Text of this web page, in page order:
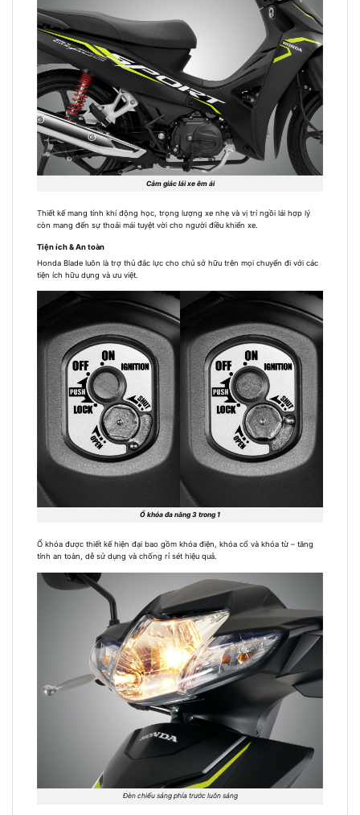
Cảm giác lái xe êm ái
Thiết kế mang tính khí động học, trọng lượng xe nhẹ và vị trí ngồi lái hợp lý
còn mang đến sự thoải mái tuyệt vời cho người điều khiển xe.
Tiện ích & An toàn
Honda Blade luôn là trợ thủ đắc lực cho chủ sở hữu trên mọi chuyến đi với các
tiện ích hữu dụng và ưu việt.
Ổ khóa đa năng 3 trong 1
Ổ khóa được thiết kế hiện đại bao gồm khóa điện, khóa cổ và khóa từ – tăng
tính an toàn, dễ sử dụng và chống rỉ sét hiệu quả.
Đèn chiếu sáng phía trước luôn sáng